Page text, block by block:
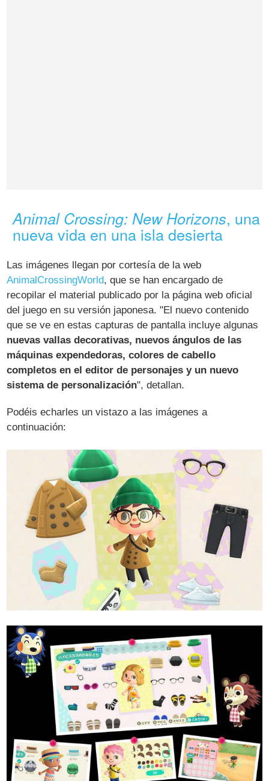
Animal Crossing: New Horizons, una
nueva vida en una isla desierta
Las imágenes llegan por cortesía de la web
AnimalCrossingWorld, que se han encargado de
recopilar el material publicado por la página web oficial
del juego en su versión japonesa. "El nuevo contenido
que se ve en estas capturas de pantalla incluye algunas
nuevas vallas decorativas, nuevos ángulos de las
máquinas expendedoras, colores de cabello
completos en el editor de personajes y un nuevo
sistema de personalización", detallan.
Podéis echarles un vistazo a las imágenes a
continuación: